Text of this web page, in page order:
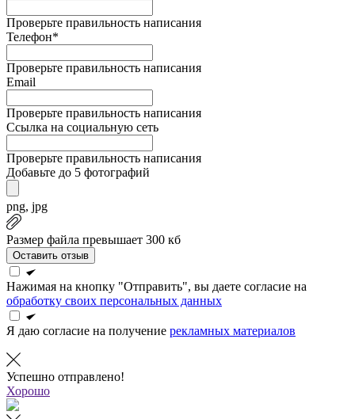
Проверьте правильность написания
Телефон*
Проверьте правильность написания
Email
Проверьте правильность написания
Ссылка на социальную сеть
Проверьте правильность написания
Добавьте до 5 фотографий
png, jpg
Размер файла превышает 300 кб
Оставить отзыв
Нажимая на кнопку "Отправить", вы даете согласие на
обработку своих персональных данных
Я даю согласие на получение рекламных материалов
Успешно отправлено!
Хорошо